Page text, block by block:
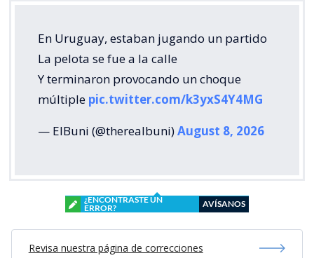
En Uruguay, estaban jugando un partido
La pelota se fue a la calle
Y terminaron provocando un choque
múltiple pic.twitter.com/k3yxS4Y4MG
— ElBuni (@therealbuni)August 8, 2026
¿ENCONTRASTE UN
ERROR?
AVÍSANOS
Revisa nuestra página de correcciones